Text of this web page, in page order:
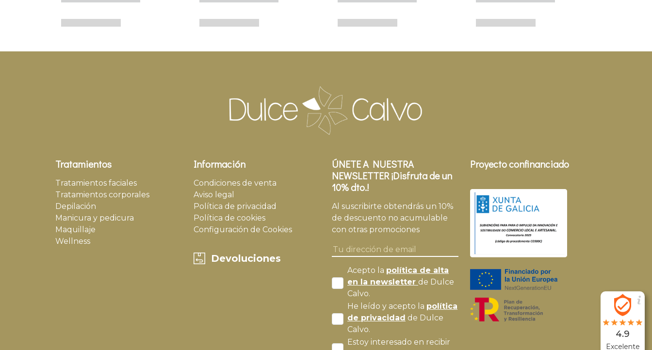
Tratamientos
Tratamientos faciales
Tratamientos corporales
Depilación
Manicura y pedicura
Maquillaje
Wellness
Información
Condiciones de venta
Aviso legal
Política de privacidad
Política de cookies
Configuración de Cookies
Devoluciones
ÚNETE A NUESTRA
NEWSLETTER ¡Disfruta de un
10% dto.!
Al suscribirte obtendrás un 10%
de descuento no acumulable
con otras promociones
Acepto la política de alta
en la newsletter de Dulce
Calvo.
He leído y acepto la política
de privacidad de Dulce
Calvo.
Estoy interesado en recibir
Proyecto confinanciado
4.9
Excelente